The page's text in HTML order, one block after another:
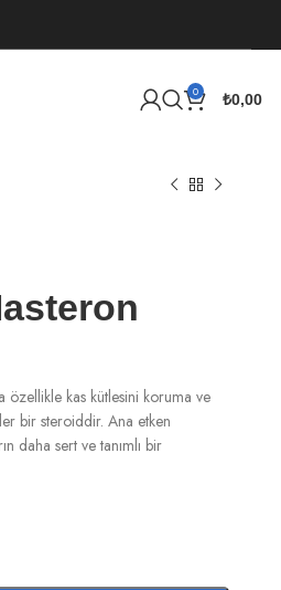
0 ₺0,00
kas kütlesini koruma ve
bir steroiddir. Ana etken
daha sert ve tanımlı bir